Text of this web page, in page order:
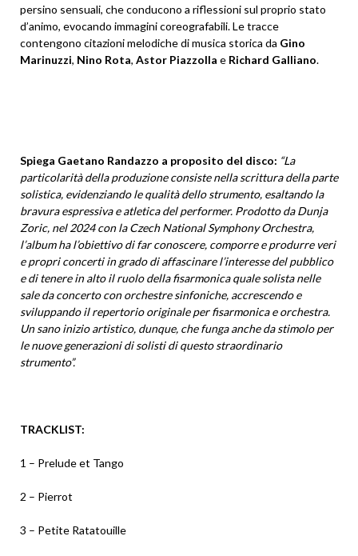
persino sensuali, che conducono a riflessioni sul proprio stato
d’animo, evocando immagini coreografabili. Le tracce
contengono citazioni melodiche di musica storica da Gino
Marinuzzi, Nino Rota, Astor Piazzolla e Richard Galliano.
Spiega Gaetano Randazzo a proposito del disco: “La
particolarità della produzione consiste nella scrittura della parte
solistica, evidenziando le qualità dello strumento, esaltando la
bravura espressiva e atletica del performer. Prodotto da Dunja
Zoric, nel 2024 con la Czech National Symphony Orchestra,
l’album ha l’obiettivo di far conoscere, comporre e produrre veri
e propri concerti in grado di affascinare l’interesse del pubblico
e di tenere in alto il ruolo della fisarmonica quale solista nelle
sale da concerto con orchestre sinfoniche, accrescendo e
sviluppando il repertorio originale per fisarmonica e orchestra.
Un sano inizio artistico, dunque, che funga anche da stimolo per
le nuove generazioni di solisti di questo straordinario
strumento”.
TRACKLIST:
1 – Prelude et Tango
2 – Pierrot
3 – Petite Ratatouille